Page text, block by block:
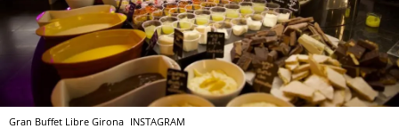
Gran Buffet Libre Girona INSTAGRAM